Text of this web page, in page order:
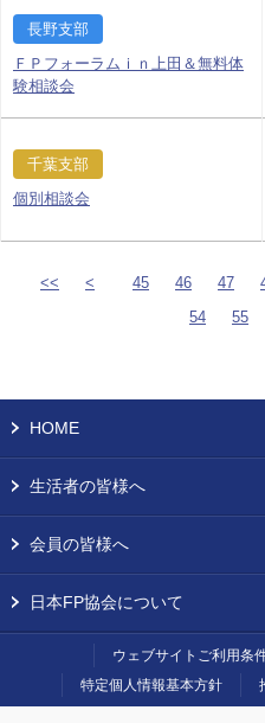
長野支部
ＦＰフォーラムｉｎ上田＆無料体
験相談会
千葉支部
個別相談会
<< < 45 46 47
54
55
HOME
生活者の皆様へ
会員の皆様へ
日本FP協会について
ウェブサイトご利用条
特定個人情報基本方針